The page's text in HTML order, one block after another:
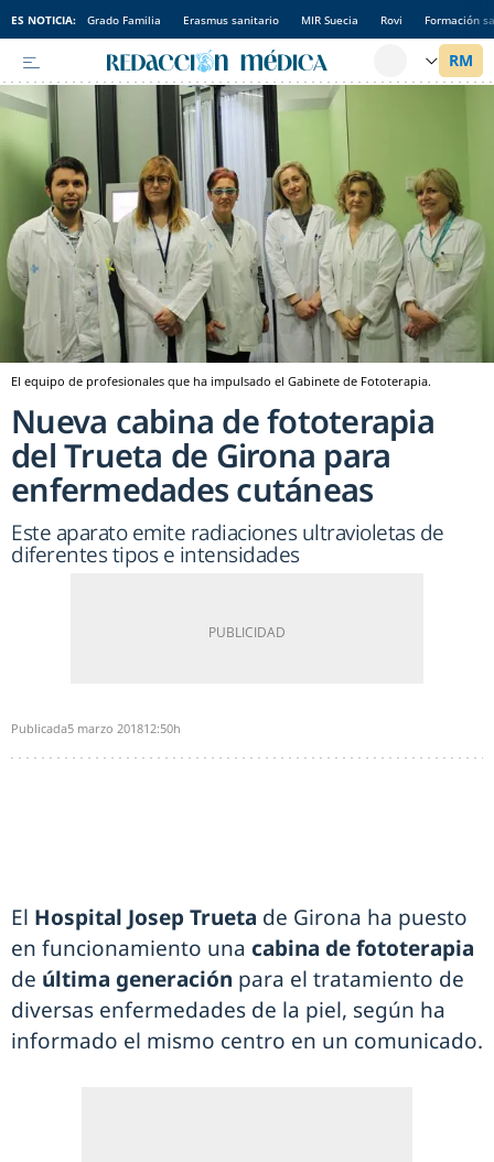
ES NOTICIA: Grado Familia Erasmus sanitario MIR Suecia Rovi Formación
El equipo de profesionales que ha impulsado el Gabinete de Fototerapia.
Nueva cabina de fototerapia
del Trueta de Girona para
enfermedades cutáneas
Este aparato emite radiaciones ultravioletas de
diferentes tipos e intensidades
Publicada5 marzo 201812:50h
El Hospital Josep Trueta de Girona ha puesto
en funcionamiento una cabina de fototerapia
de última generación para el tratamiento de
diversas enfermedades de la piel, según ha
informado el mismo centro en un comunicado.